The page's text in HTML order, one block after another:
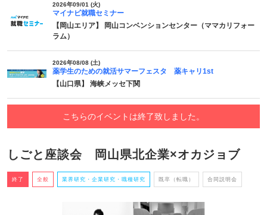
2026年09/01 (火)
マイナビ就職セミナー
【岡山エリア】 岡山コンベンションセンター（ママカリフォー
ラム）
2026年08/08 (土)
薬学生のための就活サマーフェスタ 薬キャリ1st
【山口県】 海峡メッセ下関
こちらのイベントは終了致しました。
しごと座談会 岡山県北企業×オカジョブ
終了 全般 業界研究・企業研究・職種研究 既卒（転職） 合同説明会